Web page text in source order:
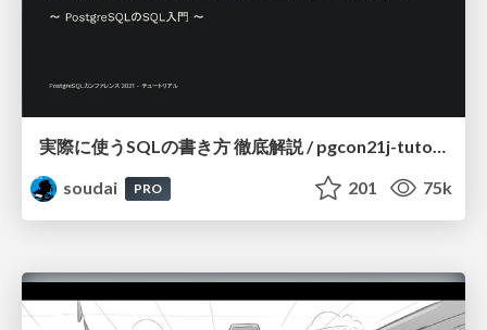
実際に使うSQLの書き方 徹底解説 / pgcon21j-tutorial
soudai
PRO 201 75k